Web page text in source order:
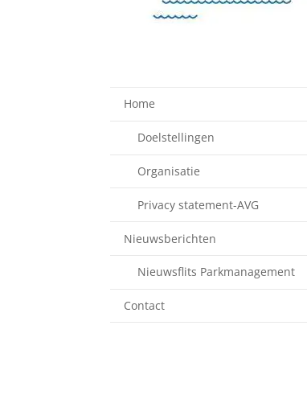
Home
Doelstellingen
Organisatie
Privacy statement-AVG
Nieuwsberichten
Nieuwsflits Parkmanagement
Contact